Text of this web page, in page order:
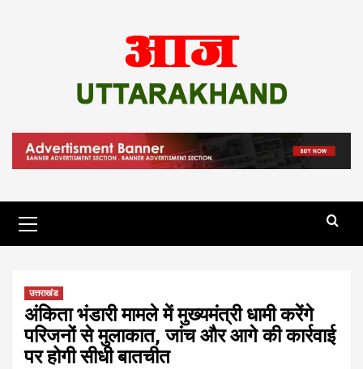
Menu
उत्तराखंड
अंकिता भंडारी मामले में मुख्यमंत्री धामी करेंगे
परिजनों से मुलाकात, जांच और आगे की कार्रवाई
पर होगी सीधी बातचीत